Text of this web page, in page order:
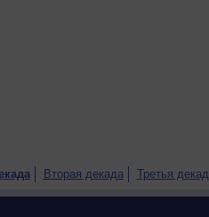
Вторая декада Третья